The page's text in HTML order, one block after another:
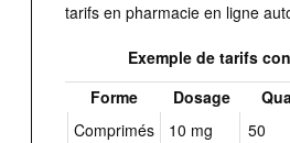
tarifs en pharmacie en ligne
Exemple de tarifs
Forme
Dosage
Comprimés
10 mg 50